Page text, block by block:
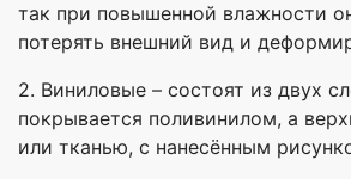
так при повышенной влажности
потерять внешний вид и
2. Виниловые – состоят из двух
покрывается поливинилом, а
или тканью, с нанесённым